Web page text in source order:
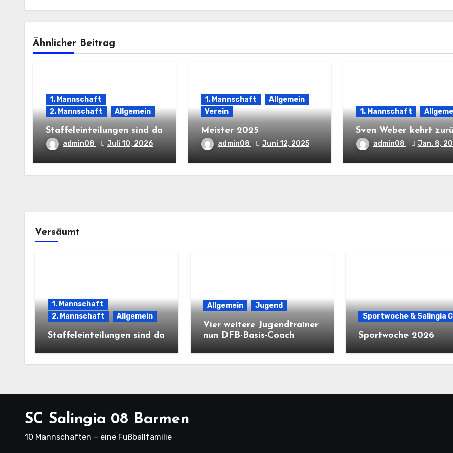
Ähnlicher Beitrag
1. Mannschaft
2. Mannschaft
Allgemein
Staffeleinteilungen sind da
admin08 Juli 10, 2026
1. Mannschaft
Allgemein
Verein
Meister 2025
admin08 Juni 12, 2025
1. Mannschaft
Sven Weber kehrt
admin08 Jan. 8,
Versäumt
1. Mannschaft
2. Mannschaft
Allgemein
Staffeleinteilungen sind da
Allgemein Jugend
Vier weitere Jugendtrainer
nun DFB-Basis-Coach
Sportwoche & Salingia
Sportwoche 2026
SC Salingia 08 Barmen
10 Mannschaften – eine Fußballfamilie